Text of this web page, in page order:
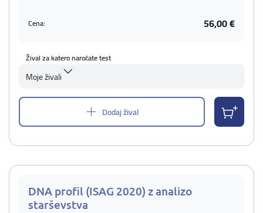
Cena: 56,00 €
Žival za katero naročate test
Moje živali
Dodaj žival
DNA profil (ISAG 2020) z analizo
starševstva